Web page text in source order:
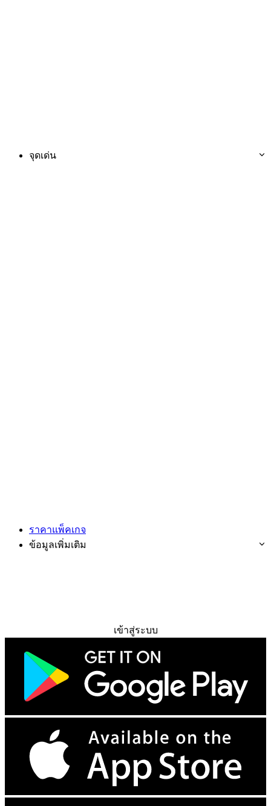
จุดเด่น
ราคาแพ็คเกจ
ข้อมูลเพิ่มเติม
เข้าสู่ระบบ